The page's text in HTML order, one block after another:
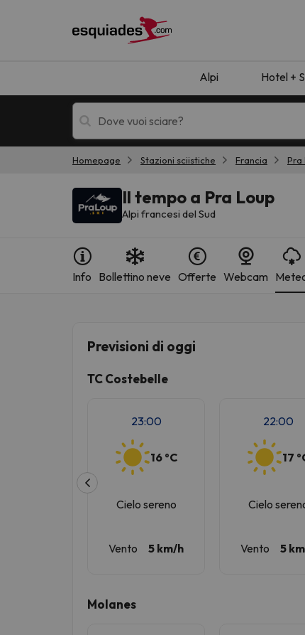
Alpi Hotel +
Homepage Stazioni sciistiche Francia Pra
Il tempo a Pra Loup
Alpi francesi del Sud
Info Bollettino neve Offerte Webcam
Previsioni di oggi
TC Costebelle
23:00
16 ºC
Cielo sereno
Vento 5 km/h
22:00
17
Cielo
Vento 5
Molanes